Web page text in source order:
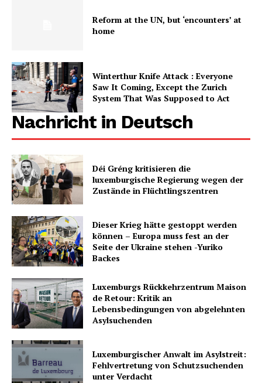
Reform at the UN, but ‘encounters’ at
home
Winterthur Knife Attack : Everyone
Saw It Coming, Except the Zurich
System That Was Supposed to Act
Nachricht in Deutsch
Déi Gréng kritisieren die
luxemburgische Regierung wegen der
Zustände in Flüchtlingszentren
Dieser Krieg hätte gestoppt werden
können – Europa muss fest an der
Seite der Ukraine stehen -Yuriko
Backes
Luxemburgs Rückkehrzentrum Maison
de Retour: Kritik an
Lebensbedingungen von abgelehnten
Asylsuchenden
Luxemburgischer Anwalt im Asylstreit:
Fehlvertretung von Schutzsuchenden
unter Verdacht